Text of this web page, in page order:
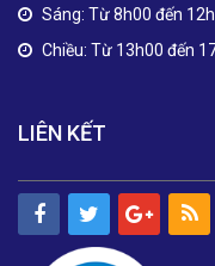
Sáng: Từ 8h00 đến
Chiều: Từ 13h00 đến
LIÊN KẾT